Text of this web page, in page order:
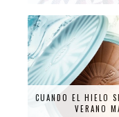
CUANDO EL HIELO
VERANO